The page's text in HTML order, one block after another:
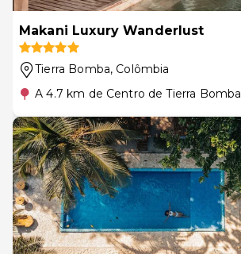
Makani Luxury Wanderlust
Tierra Bomba, Colômbia
A 4.7 km de Centro de Tierra Bomba